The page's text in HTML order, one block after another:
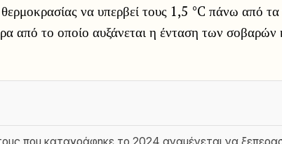
να υπερβεί τους 1,5 °C πάνω από
από το οποίο αυξάνεται η ένταση των σοβαρών